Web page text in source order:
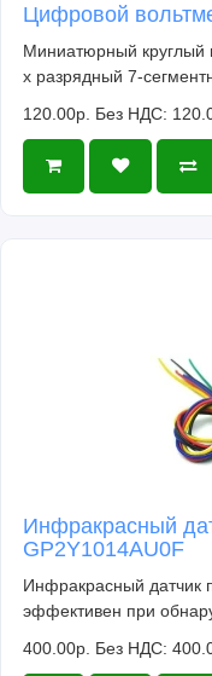
Цифровой
Миниатюрный круглый
х разрядный 7-
120.00р. Без НДС:
Инфракрасный
GP2Y1014AU0F
Инфракрасный датчик
эффективен при
400.00р. Без НДС: